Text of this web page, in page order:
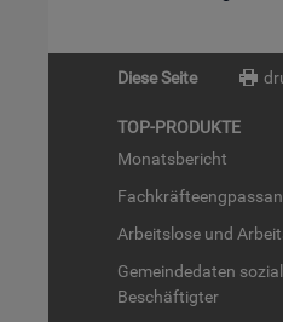
Diese Seite
TOP-PRO­DUK­TE
Mo­nats­be­richt
Ar­beits­lo­se und
Ge­mein­de­da­ten
Be­schäf­tig­ter